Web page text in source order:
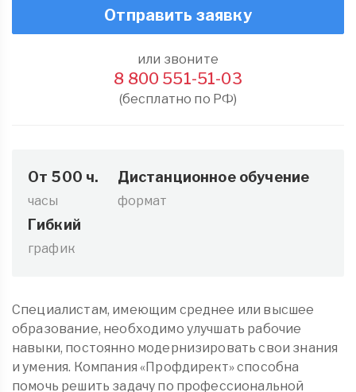
Отправить заявку
или звоните
8 800 551-51-03
(бесплатно по РФ)
От 500 ч.
часы
Дистанционное обучение
формат
Гибкий
график
Специалистам, имеющим среднее или высшее
образование, необходимо улучшать рабочие
навыки, постоянно модернизировать свои знания
и умения. Компания «Профдирект» способна
помочь решить задачу по профессиональной